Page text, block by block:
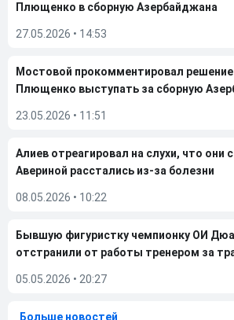
Плющенко в сборную Азербайджана
27.05.2026 • 14:53
Мостовой прокомментировал
Плющенко выступать за сборную
23.05.2026 • 11:51
Алиев отреагировал на слухи, что они
Авериной расстались из-за болезни
08.05.2026 • 10:22
Бывшую фигуристку чемпионку ОИ
отстранили от работы тренером за
05.05.2026 • 20:27
Больше новостей